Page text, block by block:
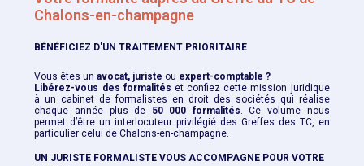
Chalons-en-champagne
BÉNÉFICIEZ D'UN TRAITEMENT PRIORITAIRE
Vous êtes un avocat, juriste ou expert-comptable ?
Libérez-vous des formalités et confiez cette mission juridique
à un cabinet de formalistes en droit des sociétés qui réalise
chaque année plus de 50 000 formalités . Ce volume nous
permet d’être un interlocuteur privilégié des Greffes des TC, en
particulier celui de Chalons-en-champagne.
UN JURISTE FORMALISTE VOUS ACCOMPAGNE POUR VOTRE